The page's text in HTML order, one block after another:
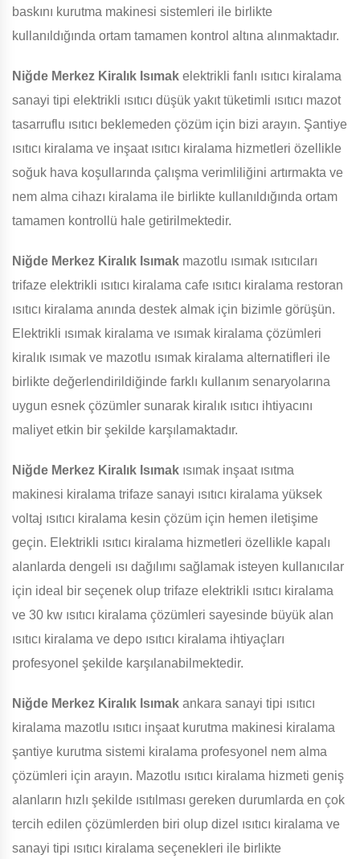
baskını kurutma makinesi sistemleri ile birlikte
kullanıldığında ortam tamamen kontrol altına alınmaktadır.
Niğde Merkez Kiralık Isımak elektrikli fanlı ısıtıcı kiralama
sanayi tipi elektrikli ısıtıcı düşük yakıt tüketimli ısıtıcı mazot
tasarruflu ısıtıcı beklemeden çözüm için bizi arayın. Şantiye
ısıtıcı kiralama ve inşaat ısıtıcı kiralama hizmetleri özellikle
soğuk hava koşullarında çalışma verimliliğini artırmakta ve
nem alma cihazı kiralama ile birlikte kullanıldığında ortam
tamamen kontrollü hale getirilmektedir.
Niğde Merkez Kiralık Isımak mazotlu ısımak ısıtıcıları
trifaze elektrikli ısıtıcı kiralama cafe ısıtıcı kiralama restoran
ısıtıcı kiralama anında destek almak için bizimle görüşün.
Elektrikli ısımak kiralama ve ısımak kiralama çözümleri
kiralık ısımak ve mazotlu ısımak kiralama alternatifleri ile
birlikte değerlendirildiğinde farklı kullanım senaryolarına
uygun esnek çözümler sunarak kiralık ısıtıcı ihtiyacını
maliyet etkin bir şekilde karşılamaktadır.
Niğde Merkez Kiralık Isımak ısımak inşaat ısıtma
makinesi kiralama trifaze sanayi ısıtıcı kiralama yüksek
voltaj ısıtıcı kiralama kesin çözüm için hemen iletişime
geçin. Elektrikli ısıtıcı kiralama hizmetleri özellikle kapalı
alanlarda dengeli ısı dağılımı sağlamak isteyen kullanıcılar
için ideal bir seçenek olup trifaze elektrikli ısıtıcı kiralama
ve 30 kw ısıtıcı kiralama çözümleri sayesinde büyük alan
ısıtıcı kiralama ve depo ısıtıcı kiralama ihtiyaçları
profesyonel şekilde karşılanabilmektedir.
Niğde Merkez Kiralık Isımak ankara sanayi tipi ısıtıcı
kiralama mazotlu ısıtıcı inşaat kurutma makinesi kiralama
şantiye kurutma sistemi kiralama profesyonel nem alma
çözümleri için arayın. Mazotlu ısıtıcı kiralama hizmeti geniş
alanların hızlı şekilde ısıtılması gereken durumlarda en çok
tercih edilen çözümlerden biri olup dizel ısıtıcı kiralama ve
sanayi tipi ısıtıcı kiralama seçenekleri ile birlikte